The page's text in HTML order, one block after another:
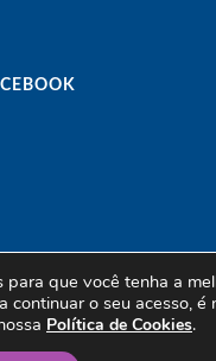
- All Rights
ingrevallo.net
para que você tenha a
continuar o seu acesso, é
Política de Cookies.